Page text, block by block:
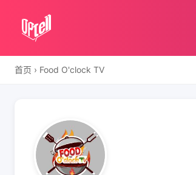
首页 › Food O'clock TV